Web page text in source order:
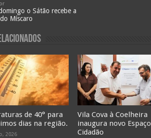
o Sátão recebe a
Míscaro
de 40° para
dias na região.
2026
Vila Cova à Coelheira
inaugura novo Espaço
Cidadão